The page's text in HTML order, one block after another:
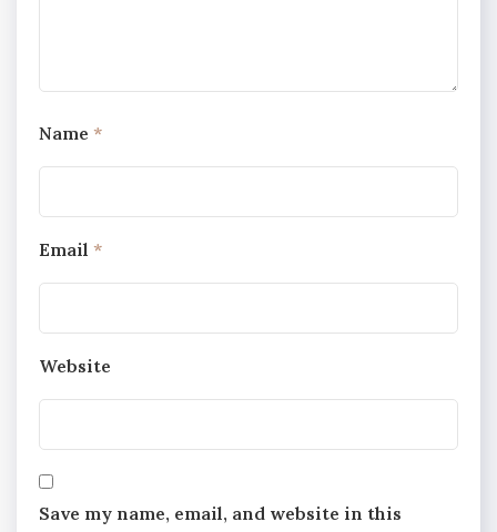
Name *
Email *
Website
Save my name, email, and website in this